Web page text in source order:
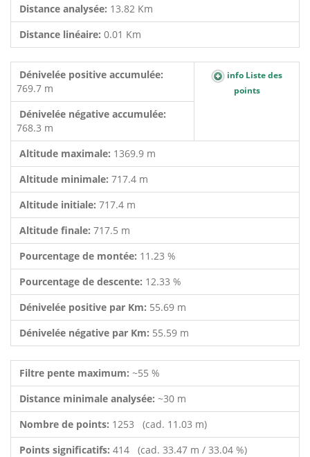
Distance analysée: 13.82 Km
Distance linéaire: 0.01 Km
Dénivelée positive accumulée:
769.7 m
info Liste des
points
Dénivelée négative accumulée:
768.3 m
Altitude maximale: 1369.9 m
Altitude minimale: 717.4 m
Altitude initiale: 717.4 m
Altitude finale: 717.5 m
Pourcentage de montée: 11.23 %
Pourcentage de descente: 12.33 %
Dénivelée positive par Km: 55.69 m
Dénivelée négative par Km: 55.59 m
Filtre pente maximum: ~55 %
Distance minimale analysée: ~30 m
Nombre de points: 1253 (cad. 11.03 m)
Points significatifs: 414 (cad. 33.47 m / 33.04 %)